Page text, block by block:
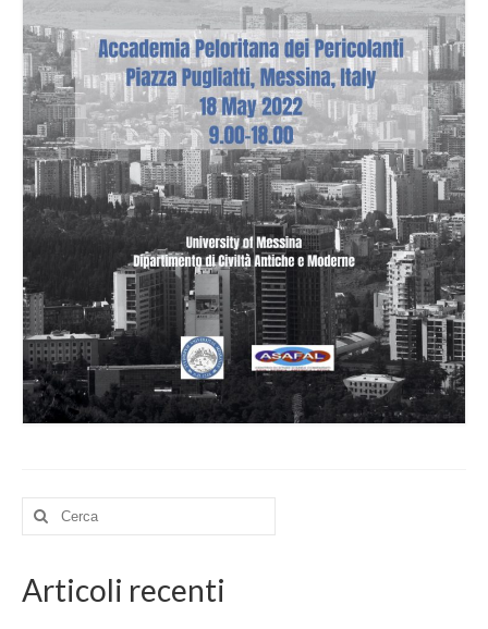
Presentazione del volume di Axel Berkofsky
SOURCES AND WEBSITES OF INTEREST
LATIN AMERICA
RESEARCH
PROJECTS AND PUBLICATIONS
MATERIALS
I Seminario Internazionale Formazione
Politica del Messico
El modelo fisiocrático – La Fisiocracia
EVENTS
Lectio Magistralis “Estado, política y
conflicto en Colombia, siglos XIX-XX”
Cerca:
Articoli recenti